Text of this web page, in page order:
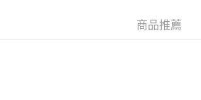
每筆HK$40.00，滿HK$500.00或以上免運費
商品推薦